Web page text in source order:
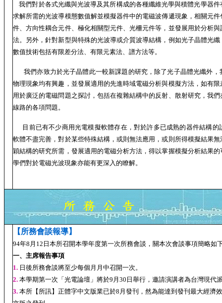
我們對於各式光纖與光波導及其所構成的各種纖維光學與積體光學器
求解所需的光波導模態數值解並模擬器件中的電磁波傳遞現象，相關元
件、方向性耦合元件、極化相關型元件、光柵元件等，並發展用於分析
法。另外，針對新型與特殊的光波導或介質波導結構，例如光子晶體光
數值技術包括有限差分法、有限元素法、譜方法等。
我們亦致力於光子晶體此一較新課題的研究，除了光子晶體光纖外
物理現象均有興趣，並發展適用的先進時域電磁分析與模擬方法，如有
用於廣泛的電磁問題之探討，包括在複雜結構中的反射、散射研究，我
線路的各項問題。
目前已有不少商用光電模擬軟體存在，對於許多已成熟的器件結構
軟體不盡完善，對於某些特殊結構，或則無法應用，或則所得模擬結果
穎結構的研究所需，發展適用的電磁分析方法，得以掌握模擬分析結果
學們對於電磁光波現象亦能有更深入的瞭解。
【所務會談報導】
94年8月12日本所召開本學年度第一次所務會談，關本次會談事項簡略如
一、主席報告事項
1. 日後所務會談將至少每個月月中召開一次。
2. 本學期第一次「光電論壇」將於9月30日舉行，邀請演講者為台灣現代
3. 本所【所訊】正體字中文版業已於8月發刊，然為能達到發刊最大經濟